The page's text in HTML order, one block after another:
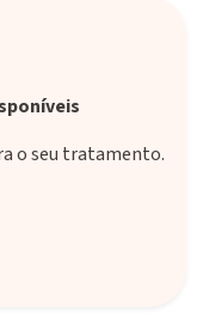
o seu tratamento.